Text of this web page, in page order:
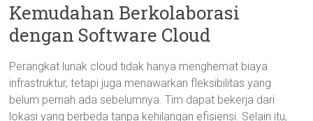
Kemudahan Berkolaborasi
dengan Software Cloud
Perangkat lunak cloud tidak hanya menghemat biaya
infrastruktur, tetapi juga menawarkan fleksibilitas yang
belum pernah ada sebelumnya. Tim dapat bekerja dari
lokasi yang berbeda tanpa kehilangan efisiensi. Selain itu,